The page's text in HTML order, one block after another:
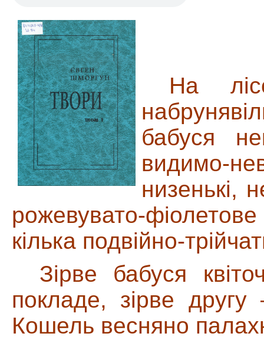
На
бабуся
видимо-
низенькі,
рожевувато-
кілька подвійно-
Зірве бабуся
покладе, зірве
Кошель весняно